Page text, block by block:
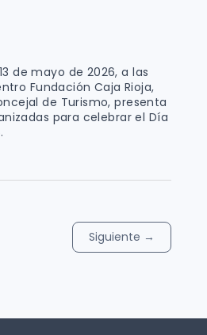
de mayo de 2026, a las
Fundación Caja Rioja,
de Turismo, presenta
para celebrar el Día
Siguiente →